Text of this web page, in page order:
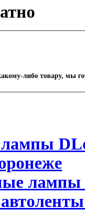
либо товару, мы